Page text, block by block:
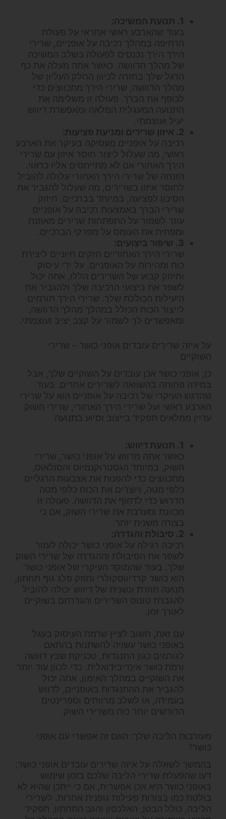
1. תנועת המשיכה:
בעוד שהארבע ראשי אחראי על פעולת
הדחיפה במהלך רכיבה על אופניים, שרירי
הירך הירך נכנסים לפעולה בשלב המשיכה
של מהלך הדוושה. כאשר אתה מעלה את כף
הרגל שלך בחזרה לכיוון החלק העליון של
מהלך הדוושה, שרירי הירך מתכווצים כדי
לכופף את הברך. פעולה זו משלימה את
התנועה המעגלית המלאה ומאפשרת דיווש
יעיל ועוצמתי.
2. איזון שרירים ומניעת פציעות:
רכיבה על אופניים מעסיקה בעיקר את הארבע
ראשי, מה שעלול ליצור חוסר איזון עם שרירי
הירך האחורי אם לא מתייחסים אליו כראוי.
הזנחה של שרירי הירך האחורי עלולה להוביל
לחוסר איזון בשרירים, מה שעלול להגביר את
הסיכון לפציעה, במיוחד בברכיים. חיזוק
שרירי הברך באמצעות רכיבה על אופניים
עוזר לשמור על התפתחות שרירים מאוזנת
ומפחית את העומס על מפרקי הברכיים.
3. שיפור ביצועים:
שרירי הירך האחוריים חזקים חיוניים ליצירת
כוח ומהירות על האופניים. על ידי עיסוק
וחיזוק קבוע של השרירים הללו, אתה יכול
לשפר את ביצועי הרכיבה שלך ולהגביר את
היעילות הכוללת שלך. שרירי הירך תורמים
לייצור הכוח הכולל במהלך מהלך הדוושה,
ומאפשרים לך לשמור על קצב יציב ועוצמתי.
על איזה שרירים עובדים אופני כושר – שרירי
השוקיים
כן, אופני כושר אכן עובדים על השוקיים שלך, אבל
במידה פחותה בהשוואה לשרירים אחרים. בעוד
שהדגש העיקרי של רכיבה על אופניים הוא על שרירי
הארבע ראשי ועל שרירי הירך האחורי, שרירי השוק
עדיין ממלאים תפקיד בייצוב וסיוע בתנועה.
1. תנועת דיווש:
כאשר אתה מדווש על אופני כושר, שרירי
השוק, במיוחד הגסטרוקנמיוס והסולאוס,
מתכווצים כדי להפנות את אצבעות הרגליים
כלפי מטה, ויוצרים את הכוח כלפי מטה
הדרוש כדי לדחוף את הדוושה. פעולה זו
מכוונת ומערבת את שרירי השוק, אם כי
בצורה משנית יותר.
2. סיבולת והגדרה:
רכיבה רגילה על אופני כושר יכולה לעזור
לשפר את הסיבולת וההגדרה של שרירי השוק
שלך. בעוד שהמוקד העיקרי של אופני כושר
הוא כושר קרדיווסקולרי וחוזק פלג גוף תחתון,
תנועה חוזרת ונשנית של דיווש יכולה להוביל
להגברת טונוס השרירים והגדרתם בשוקיים
לאורך זמן.
עם זאת, חשוב לציין שרמת העיסוק בעגל
באופני כושר עשויה להשתנות בהתאם
לגורמים כגון התנגדות, טכניקת שבץ דוושה
ורמת כושר אינדיבידואלית. כדי לכוון עוד יותר
את השוקיים במהלך האימון, אתה יכול
להגביר את ההתנגדות באופניים, לדווש
בעמידה, או לשלב מרווחים וספרינטים
הדורשים יותר כוח משרירי השוק.
מעורבות הליבה שלך: האם זה אפשרי עם אופני
כושר?
בהמשך לשאלה על איזה שרירים עובדים אופני כושר,
דעו שהפעלת שרירי הליבה שלכם בזמן שימוש
באופני כושר היא אכן אפשרית, אם כי ייתכן שהיא לא
בולטת כמו בצורות פעילות גופנית אחרות. לשרירי
הליבה, כולל הבטן, האלכסון והגב התחתון, תפקיד